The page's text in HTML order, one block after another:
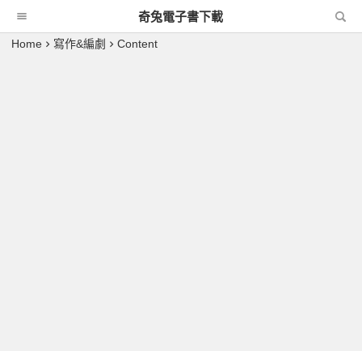
奇兔電子書下載
Home 寫作&編劇 Content